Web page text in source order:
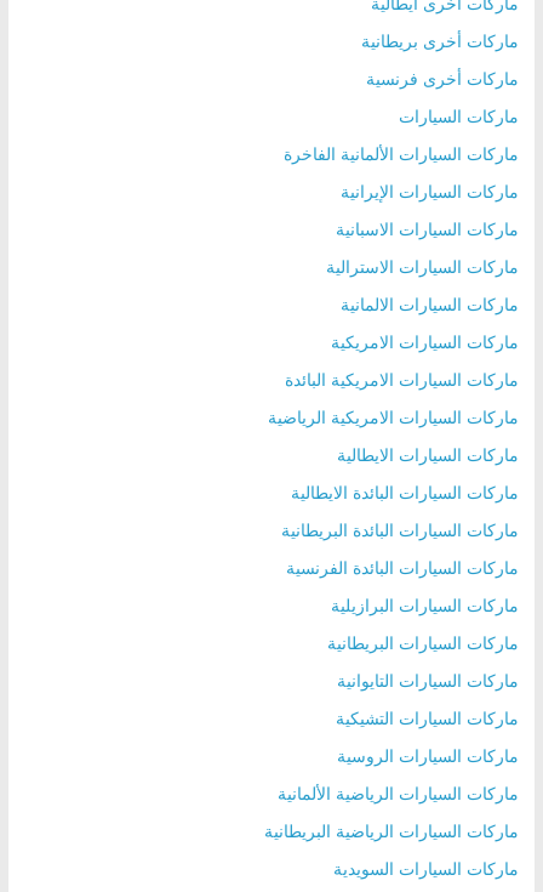
ماركات أخرى بريطانية
ماركات أخرى فرنسية
ماركات السيارات
ماركات السيارات الألمانية الفاخرة
ماركات السيارات الإيرانية
ماركات السيارات الاسبانية
ماركات السيارات الاسترالية
ماركات السيارات الالمانية
ماركات السيارات الامريكية
ماركات السيارات الامريكية البائدة
ماركات السيارات الامريكية الرياضية
ماركات السيارات الايطالية
ماركات السيارات البائدة الايطالية
ماركات السيارات البائدة البريطانية
ماركات السيارات البائدة الفرنسية
ماركات السيارات البرازيلية
ماركات السيارات البريطانية
ماركات السيارات التايوانية
ماركات السيارات التشيكية
ماركات السيارات الروسية
ماركات السيارات الرياضية الألمانية
ماركات السيارات الرياضية البريطانية
ماركات السيارات السويدية